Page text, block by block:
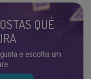
QUE
e escolha um